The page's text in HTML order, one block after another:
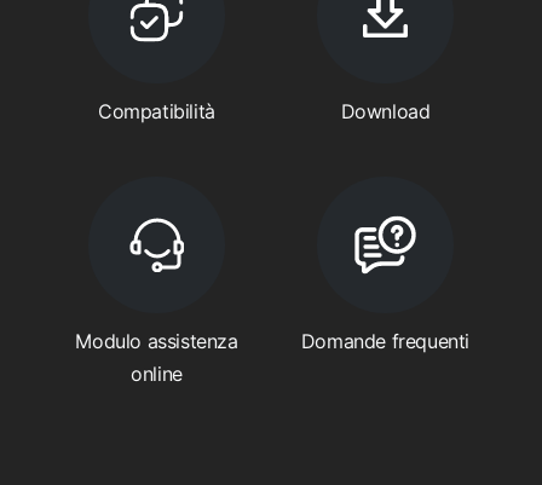
Compatibilità Download
Modulo assistenza
online
Domande frequenti